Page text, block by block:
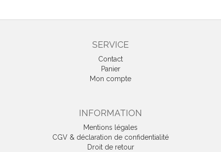
SERVICE
Contact
Panier
Mon compte
INFORMATION
Mentions légales
CGV & déclaration de confidentialité
Droit de retour